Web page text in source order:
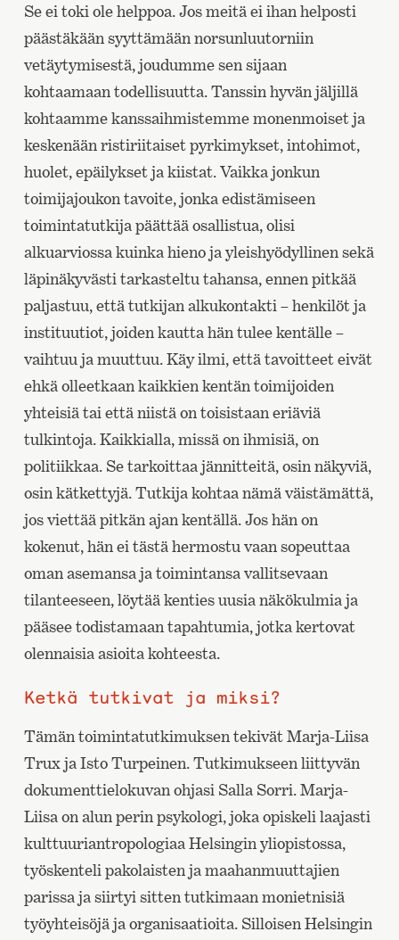
Se ei toki ole helppoa. Jos meitä ei ihan helposti
päästäkään syyttämään norsunluutorniin
vetäytymisestä, joudumme sen sijaan
kohtaamaan todellisuutta. Tanssin hyvän jäljillä
kohtaamme kanssaihmistemme monenmoiset ja
keskenään ristiriitaiset pyrkimykset, intohimot,
huolet, epäilykset ja kiistat. Vaikka jonkun
toimijajoukon tavoite, jonka edistämiseen
toimintatutkija päättää osallistua, olisi
alkuarviossa kuinka hieno ja yleishyödyllinen sekä
läpinäkyvästi tarkasteltu tahansa, ennen pitkää
paljastuu, että tutkijan alkukontakti – henkilöt ja
instituutiot, joiden kautta hän tulee kentälle –
vaihtuu ja muuttuu. Käy ilmi, että tavoitteet eivät
ehkä olleetkaan kaikkien kentän toimijoiden
yhteisiä tai että niistä on toisistaan eriäviä
tulkintoja. Kaikkialla, missä on ihmisiä, on
politiikkaa. Se tarkoittaa jännitteitä, osin näkyviä,
osin kätkettyjä. Tutkija kohtaa nämä väistämättä,
jos viettää pitkän ajan kentällä. Jos hän on
kokenut, hän ei tästä hermostu vaan sopeuttaa
oman asemansa ja toimintansa vallitsevaan
tilanteeseen, löytää kenties uusia näkökulmia ja
pääsee todistamaan tapahtumia, jotka kertovat
olennaisia asioita kohteesta.
Ketkä tutkivat ja miksi?
Tämän toimintatutkimuksen tekivät Marja-Liisa
Trux ja Isto Turpeinen. Tutkimukseen liittyvän
dokumenttielokuvan ohjasi Salla Sorri. Marja-
Liisa on alun perin psykologi, joka opiskeli laajasti
kulttuuriantropologiaa Helsingin yliopistossa,
työskenteli pakolaisten ja maahanmuuttajien
parissa ja siirtyi sitten tutkimaan monietnisiä
työyhteisöjä ja organisaatioita. Silloisen Helsingin